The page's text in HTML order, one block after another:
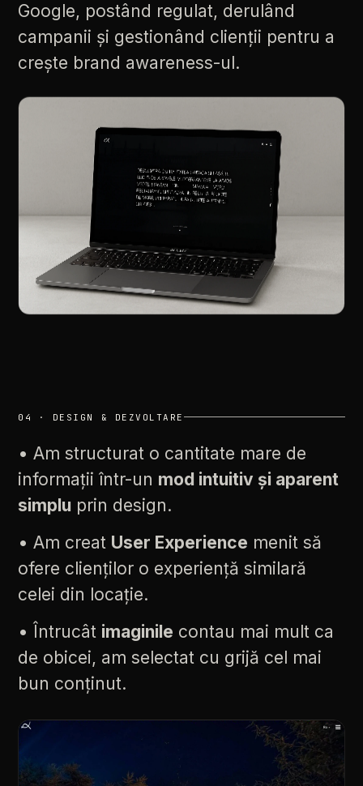
Google, postând regulat, derulând
campanii și gestionând clienții pentru a
crește brand awareness-ul.
04 · DESIGN & DEZVOLTARE
• Am structurat o cantitate mare de
informații într-un mod intuitiv și aparent
simplu prin design.
• Am creat User Experience menit să
ofere clienților o experiență similară
celei din locație.
• Întrucât imaginile contau mai mult ca
de obicei, am selectat cu grijă cel mai
bun conținut.